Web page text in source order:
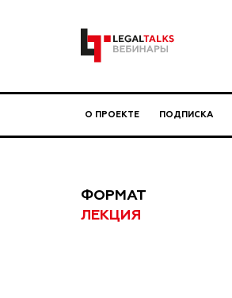
О ПРОЕКТЕ ПОДПИСКА
ФОРМАТ
ЛЕКЦИЯ